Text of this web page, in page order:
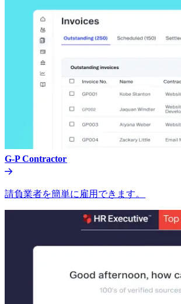
G-P Contractor​​
請負業者を簡単に雇用できます。​​